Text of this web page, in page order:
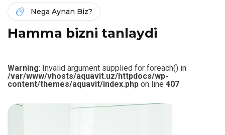
Nega Aynan Biz?
Hamma bizni tanlaydi
Warning: Invalid argument supplied for foreach() in
/var/www/vhosts/aquavit.uz/httpdocs/wp-
content/themes/aquavit/index.php on line 407